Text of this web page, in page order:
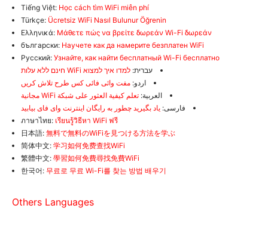
Tiếng Việt: Học cách tìm WiFi miễn phí
Türkçe: Ücretsiz WiFi Nasıl Bulunur Öğrenin
Ελληνικά: Μάθετε πώς να βρείτε δωρεάν Wi-Fi δωρεάν
български: Научете как да намерите безплатен WiFi
Русский: Узнайте, как найти бесплатный Wi-Fi бесплатно
עברית: למדו איך למצוא WiFi חינם ללא עלות
اردو: مفت وائی فائی کس طرح تلاش کریں
العربية: تعلم كيفية العثور على شبكة WiFi مجانية
فارسی: یاد بگیرید چطور به رایگان اینترنت وای فای بیابید
ภาษาไทย: เรียนรู้วิธีหา WiFi ฟรี
日本語: 無料で無料のWiFiを見つける方法を学ぶ
简体中文: 学习如何免费查找WiFi
繁體中文: 學習如何免費尋找免費WiFi
한국어: 무료로 무료 Wi-Fi를 찾는 방법 배우기
Others Languages